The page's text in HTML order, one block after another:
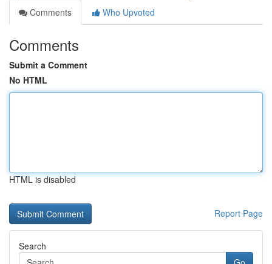
Comments
Who Upvoted
Comments
Submit a Comment
No HTML
HTML is disabled
Report Page
Search